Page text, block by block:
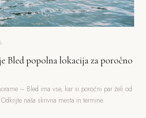
Bled popolna lokacija za poročno
– Bled ima vse, kar si poročni par želi od
naša skrivna mesta in termine.